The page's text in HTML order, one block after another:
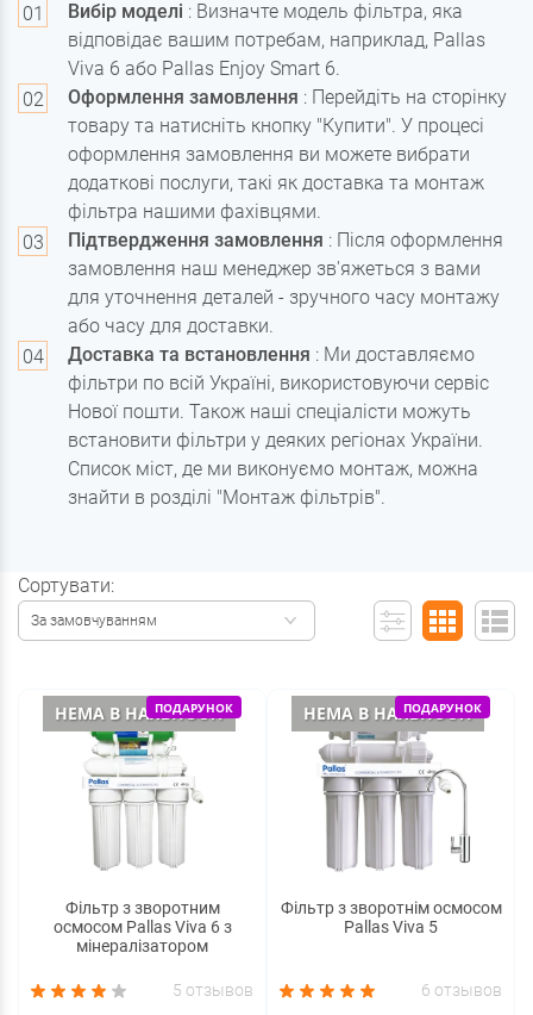
Вибір моделі : Визначте модель фільтра, яка
відповідає вашим потребам, наприклад, Pallas
Viva 6 або Pallas Enjoy Smart 6.
Оформлення замовлення : Перейдіть на сторінку
товару та натисніть кнопку "Купити". У процесі
оформлення замовлення ви можете вибрати
додаткові послуги, такі як доставка та монтаж
фільтра нашими фахівцями.
Підтвердження замовлення : Після оформлення
замовлення наш менеджер зв'яжеться з вами
для уточнення деталей - зручного часу монтажу
або часу для доставки.
Доставка та встановлення : Ми доставляємо
фільтри по всій Україні, використовуючи сервіс
Нової пошти. Також наші спеціалісти можуть
встановити фільтри у деяких регіонах України.
Список міст, де ми виконуємо монтаж, можна
знайти в розділі "Монтаж фільтрів".
Сортувати:
За замовчуванням
НЕМА В НАЯВНОСТІ
ПОДАРУНОК
Фільтр з зворотним
осмосом Pallas Viva 6 з
мінералізатором
5 отзывов
НЕМА В НАЯВНОСТІ
ПОДАРУНОК
Фільтр з зворотнім осмосом
Pallas Viva 5
6 отзывов